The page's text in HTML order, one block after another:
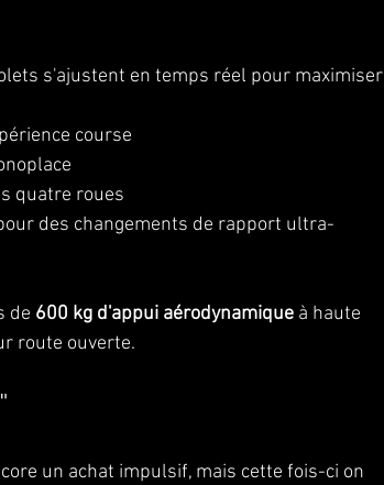
s'ajustent en temps réel pour maximiser
course
quatre roues
des changements de rapport ultra-
de 600 kg d'appui aérodynamique à haute
route ouverte.
un achat impulsif, mais cette fois-ci on